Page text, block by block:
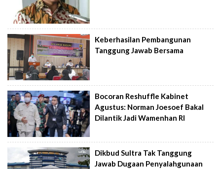
Keberhasilan Pembangunan
Tanggung Jawab Bersama
Bocoran Reshuffle Kabinet
Agustus: Norman Joesoef Bakal
Dilantik Jadi Wamenhan RI
Dikbud Sultra Tak Tanggung
Jawab Dugaan Penyalahgunaan